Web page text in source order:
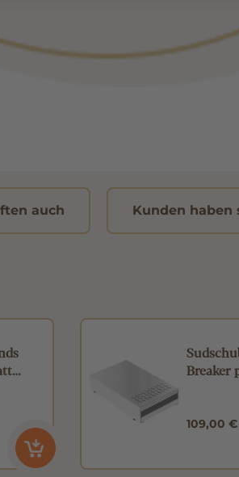
auch Kunden haben
Breaker
109,00 €